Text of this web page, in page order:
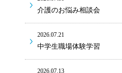
介護のお悩み相談会
2026.07.21
中学生職場体験学習
2026.07.13